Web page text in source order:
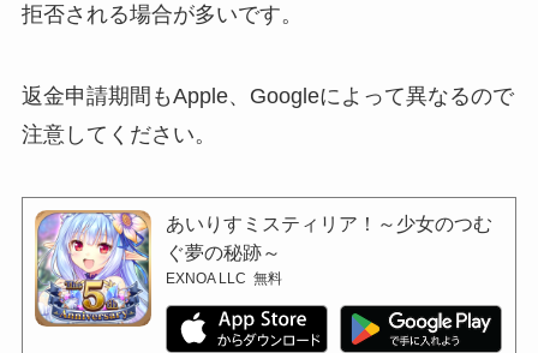
拒否される場合が多いです。
返金申請期間もApple、Googleによって異なるので
注意してください。
あいりすミスティリア！～少女のつむ
ぐ夢の秘跡～
EXNOA LLC 無料